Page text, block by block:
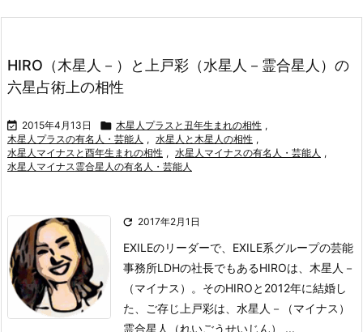
HIRO（木星人－）と上戸彩（水星人－霊合星人）の
六星占術上の相性
 2015年4月13日  木星人プラスと丑年生まれの相性 ,
木星人プラスの有名人・芸能人 , 水星人と木星人の相性 ,
水星人マイナスと酉年生まれの相性 , 水星人マイナスの有名人・芸能人 ,
水星人マイナス霊合星人の有名人・芸能人
 2017年2月1日
EXILEのリーダーで、EXILE系グループの芸能
事務所LDHの社長でもあるHIROは、 木星人－
（マイナス）。 そのHIROと2012年に結婚し
た、ご存じ上戸彩は、水星人－（マイナス）
霊合星人（れいごうせいじん） ...